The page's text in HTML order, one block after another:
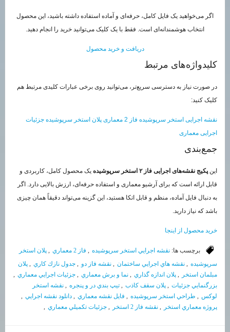
اگر می‌خواهید یک فایل کامل، حرفه‌ای و آماده استفاده داشته باشید، این محصول
انتخاب هوشمندانه‌ای است. فقط با یک کلیک می‌توانید خرید را انجام دهید.
دریافت و خرید محصول
کلیدواژه‌های مرتبط
در صورت نیاز به دسترسی سریع‌تر، می‌توانید روی برخی عبارات کلیدی مرتبط هم
کلیک کنید:
نقشه اجرایی استخر سرپوشیده فاز 2 معماری پلان استخر سرپوشیده جزئیات
اجرایی معماری
جمع‌بندی
اینپکیج نقشه‌های اجرایی فاز ۲ استخر سرپوشیده
یک محصول کامل، کاربردی و
قابل ارائه است که برای آرشیو معماری و استفاده حرفه‌ای، ارزش بالایی دارد. اگر
به دنبال فایل آماده، منظم و قابل اتکا هستید، این گزینه می‌تواند دقیقاً همان چیزی
باشد که نیاز دارید.
خرید محصول از اینجا
برچسب ها: نقشه اجرايي استخر سرپوشيده , فاز 2 معماري , پلان استخر
سرپوشيده , نقشه هاي اجرايي ساختمان , نقشه فاز دو , جدول نازك كاري , پلان
مبلمان استخر
, پلان اندازه گذاري , نما و برش معماري , جزئيات اجرايي معماري ,
بزرگنمايي جزئيات , پلان سقف كاذب , تيپ بندي در و پنجره , نقشه استخر
لوكس , طراحي استخر سرپوشيده , فايل نقشه معماري , دانلود نقشه اجرايي ,
پروژه معماري استخر
, نقشه فاز 2 استخر , جزئيات تكميلي معماري ,